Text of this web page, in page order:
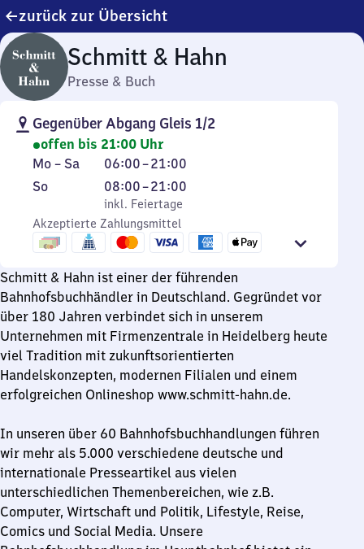
zurück zur Übersicht
Schmitt & Hahn
Presse & Buch
Gegenüber Abgang Gleis 1/2
offen bis 21:00 Uhr
Montag
bis
Mo – Sa 06:00–21:00
Von
6
Uhr
bis
21
Sonntag
So,
inkl. Feiertage
08:00–21:00
Von
8
Uhr
bis
Uhr
inkl. Feiertage
Akzeptierte Zahlungsmittel
Schmitt & Hahn ist einer der führenden
Bahnhofsbuchhändler in Deutschland. Gegründet vor
über 180 Jahren verbindet sich in unserem
Unternehmen mit Firmenzentrale in Heidelberg heute
viel Tradition mit zukunftsorientierten
Handelskonzepten, modernen Filialen und einem
erfolgreichen Onlineshop www.schmitt-hahn.de.
In unseren über 60 Bahnhofsbuchhandlungen führen
wir mehr als 5.000 verschiedene deutsche und
internationale Presseartikel aus vielen
unterschiedlichen Themenbereichen, wie z.B.
Computer, Wirtschaft und Politik, Lifestyle, Reise,
Comics und Social Media. Unsere